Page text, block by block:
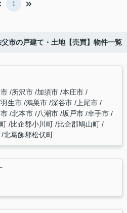
1
父市の戸建て・土地【売買】物件一覧
所沢市 加須市 本庄市
羽生市 鴻巣市 深谷市 上尾市
北本市 八潮市 坂戸市 幸手市
比企郡小川町 比企郡鳩山町
北葛飾郡松伏町